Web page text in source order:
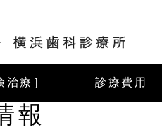
療］ 診療費用
報